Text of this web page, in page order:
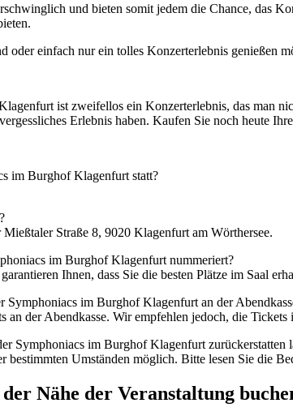
und bieten somit jedem die Chance, das
oder einfach nur ein tolles Konzerterlebnis
ist zweifellos ein Konzerterlebnis, das man
Erlebnis haben. Kaufen Sie noch heute
im Burghof Klagenfurt statt?
Straße 8, 9020 Klagenfurt am Wörthersee.
im Burghof Klagenfurt nummeriert?
Ihnen, dass Sie die besten Plätze im Saal
Symphoniacs im Burghof Klagenfurt an der
an der Abendkasse. Wir empfehlen jedoch, die
Symphoniacs im Burghof Klagenfurt zurückerstatten
bestimmten Umständen möglich. Bitte lesen Sie die
Nähe der Veranstaltung